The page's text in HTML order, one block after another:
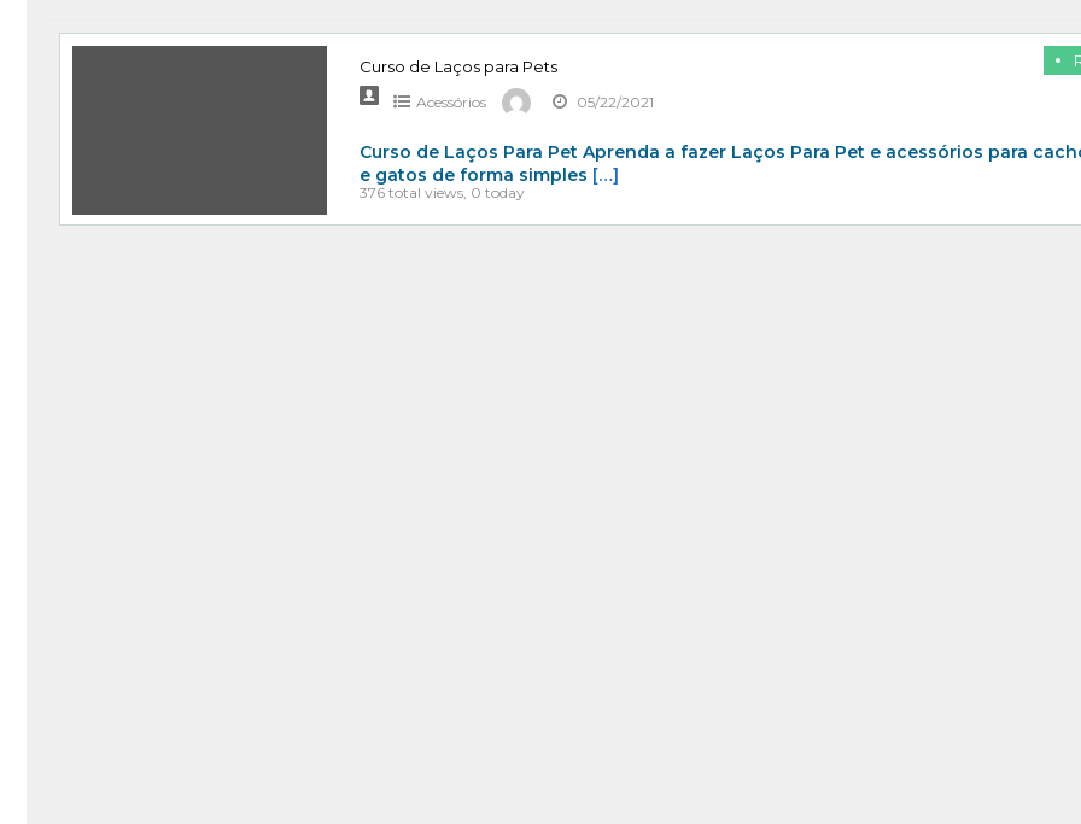
Curso de Laços para Pets
Acessórios 05/22/2021
Curso de Laços Para Pet Aprenda a fazer Laços Para Pet e acessórios para
e gatos de forma simples […]
376 total views, 0 today